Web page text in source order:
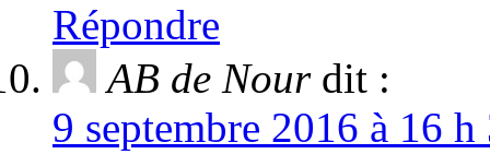
Répondre
AB de Nour dit :
9 septembre 2016 à 16